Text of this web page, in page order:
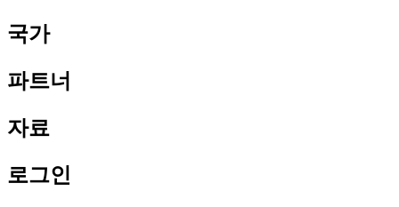
국가​​
파트너​​
자료​​
로그인​​